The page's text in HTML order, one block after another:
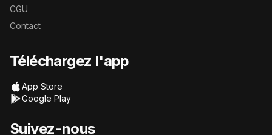
CGU
Contact
Téléchargez l'app
App Store
Google Play
Suivez-nous